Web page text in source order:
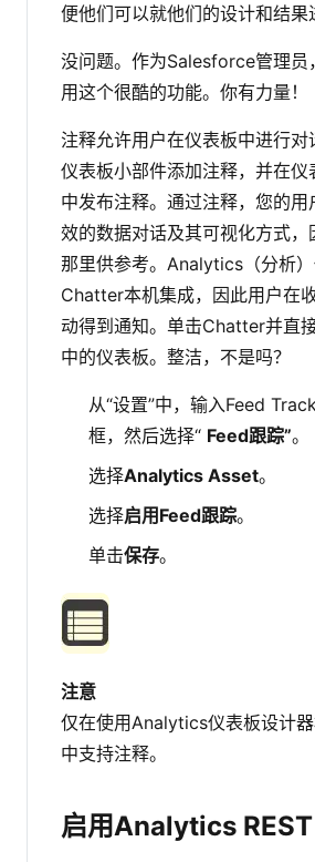
便他们可以就他们的设计和结果
没问题。作为Salesforce管理员
用这个很酷的功能。你有力量！
注释允许用户在仪表板中进行对
仪表板小部件添加注释，并在
中发布注释。通过注释，您的用
效的数据对话及其可视化方式，
那里供参考。Analytics（分析
Chatter本机集成，因此用户在
动得到通知。单击Chatter并直
中的仪表板。整洁，不是吗？
从“设置”中，输入Feed
框，然后选择“ Feed跟踪”。
选择Analytics Asset。
选择启用Feed跟踪。
单击保存。
注意
仅在使用Analytics仪表板设计
中支持注释。
启用Analytics